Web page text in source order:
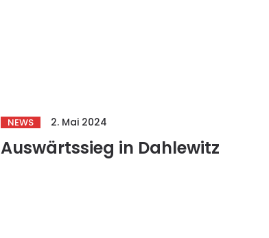
NEWS 2. Mai 2024
Auswärtssieg in Dahlewitz